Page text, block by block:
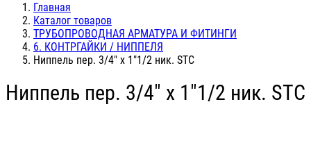
Главная
Каталог товаров
ТРУБОПРОВОДНАЯ АРМАТУРА И ФИТИНГИ
6. КОНТРГАЙКИ / НИППЕЛЯ
Ниппель пер. 3/4" х 1"1/2 ник. STC
Ниппель пер. 3/4" х 1"1/2 ник. STC